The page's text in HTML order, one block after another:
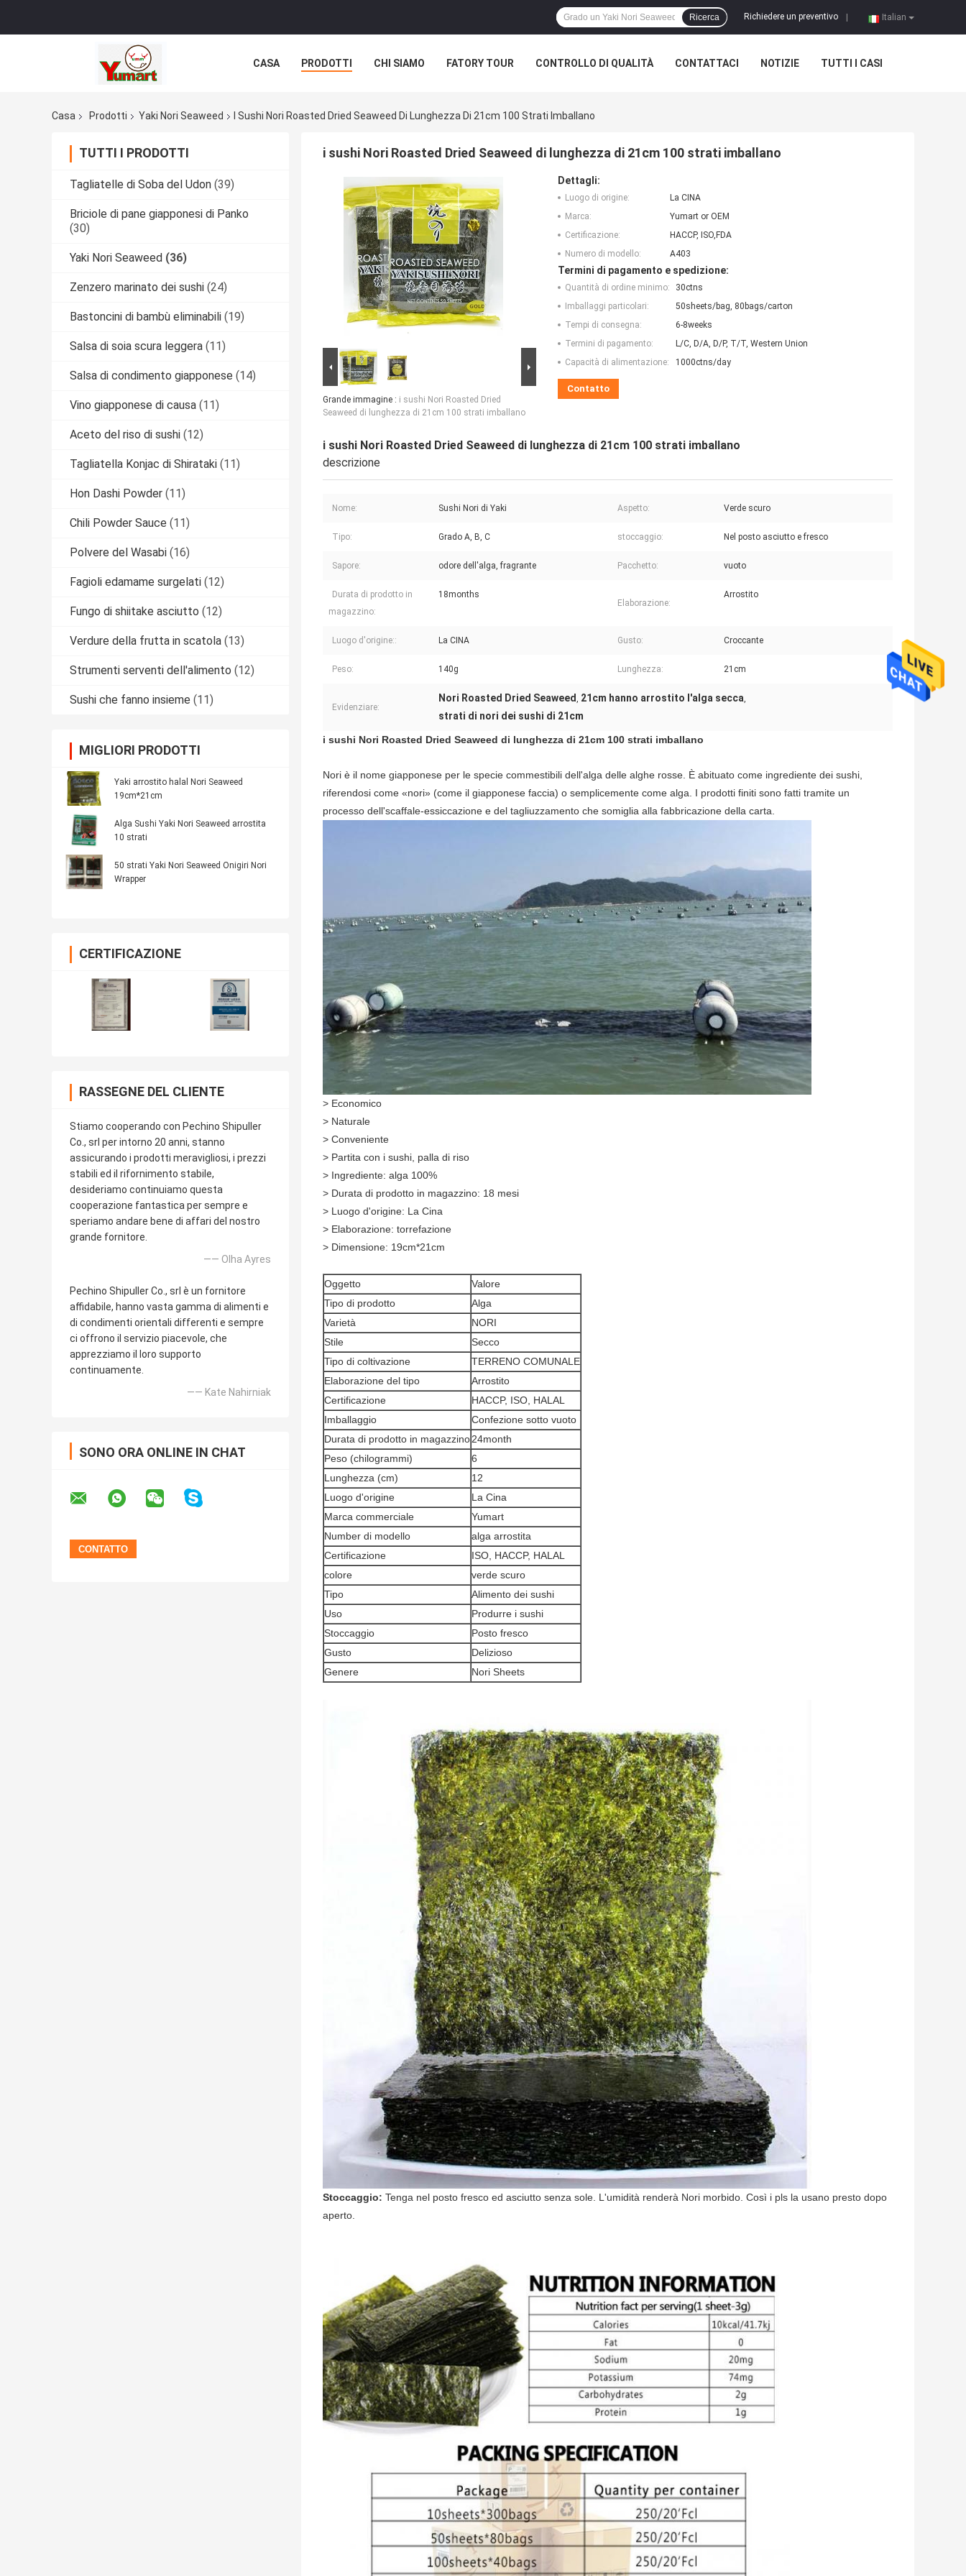
Lasciate un messaggio
Ti richiameremo presto!
INVIA
Italian
Richiedere un preventivo
Ricerca
CASA PRODOTTI CHI SIAMO FATORY TOUR CONTROLLO DI QUALITÀ CONTATTACI NOTIZIE TUTTI I CASI
Casa Prodotti Yaki Nori Seaweed I Sushi Nori Roasted Dried Seaweed Di Lunghezza Di 21cm 100 Strati Imballano
TUTTI I PRODOTTI
Tagliatelle di Soba del Udon (39)
Briciole di pane giapponesi di Panko
(30)
Yaki Nori Seaweed (36)
Zenzero marinato dei sushi (24)
Bastoncini di bambù eliminabili (19)
Salsa di soia scura leggera (11)
Salsa di condimento giapponese (14)
Vino giapponese di causa (11)
Aceto del riso di sushi (12)
Tagliatella Konjac di Shirataki (11)
Hon Dashi Powder (11)
Chili Powder Sauce (11)
Polvere del Wasabi (16)
Fagioli edamame surgelati (12)
Fungo di shiitake asciutto (12)
Verdure della frutta in scatola (13)
Strumenti serventi dell'alimento (12)
Sushi che fanno insieme (11)
MIGLIORI PRODOTTI
Yaki arrostito halal Nori Seaweed
19cm*21cm
Alga Sushi Yaki Nori Seaweed arrostita
10 strati
50 strati Yaki Nori Seaweed Onigiri Nori
Wrapper
CERTIFICAZIONE
RASSEGNE DEL CLIENTE
Stiamo cooperando con Pechino Shipuller
Co., srl per intorno 20 anni, stanno
assicurando i prodotti meravigliosi, i prezzi
stabili ed il rifornimento stabile,
desideriamo continuiamo questa
cooperazione fantastica per sempre e
speriamo andare bene di affari del nostro
grande fornitore.
—— Olha Ayres
Pechino Shipuller Co., srl è un fornitore
affidabile, hanno vasta gamma di alimenti e
di condimenti orientali differenti e sempre
ci offrono il servizio piacevole, che
apprezziamo il loro supporto
continuamente.
—— Kate Nahirniak
SONO ORA ONLINE IN CHAT
i sushi Nori Roasted Dried Seaweed di lunghezza di 21cm 100 strati imballano
Grande immagine : i sushi Nori Roasted Dried
Seaweed di lunghezza di 21cm 100 strati imballano
Dettagli:
Luogo di origine:
La CINA
Marca:
Yumart or OEM
Certificazione:
HACCP, ISO,FDA
Numero di modello:
A403
Termini di pagamento e spedizione:
Quantità di ordine minimo:
30ctns
Imballaggi particolari:
50sheets/bag, 80bags/carton
Tempi di consegna:
6-8weeks
Termini di pagamento:
L/C, D/A, D/P, T/T, Western Union
Capacità di alimentazione:
1000ctns/day
Contatto
i sushi Nori Roasted Dried Seaweed di lunghezza di 21cm 100 strati imballano
descrizione
Nome: Sushi Nori di Yaki Aspetto: Verde scuro
Tipo: Grado A, B, C stoccaggio: Nel posto asciutto e fresco
Sapore: odore dell'alga, fragrante Pacchetto: vuoto
Durata di prodotto in
magazzino:
18months
Elaborazione:
Arrostito
Luogo d'origine:: La CINA Gusto: Croccante
Peso: 140g Lunghezza: 21cm
Evidenziare:
Nori Roasted Dried Seaweed, 21cm hanno arrostito l'alga secca,
strati di nori dei sushi di 21cm
i sushi Nori Roasted Dried Seaweed di lunghezza di 21cm 100 strati imballano
Nori è il nome giapponese per le specie commestibili dell'alga delle alghe rosse. È abituato come ingrediente dei sushi,
riferendosi come «nori» (come il giapponese faccia) o semplicemente come alga. I prodotti finiti sono fatti tramite un
processo dell'scaffale-essiccazione e del tagliuzzamento che somiglia alla fabbricazione della carta.
> Economico
> Naturale
> Conveniente
> Partita con i sushi, palla di riso
> Ingrediente: alga 100%
> Durata di prodotto in magazzino: 18 mesi
> Luogo d'origine: La Cina
> Elaborazione: torrefazione
> Dimensione: 19cm*21cm
Oggetto
Valore
Tipo di prodotto
Alga
Varietà
NORI
Stile
Secco
Tipo di coltivazione
TERRENO COMUNALE
Elaborazione del tipo
Arrostito
Certificazione
HACCP, ISO, HALAL
Imballaggio
Confezione sotto vuoto
Durata di prodotto in magazzino24month
Peso (chilogrammi)
6
Lunghezza (cm)
12
Luogo d'origine
La Cina
Marca commerciale
Yumart
Number di modello
alga arrostita
Certificazione
ISO, HACCP, HALAL
colore
verde scuro
Tipo
Alimento dei sushi
Uso
Produrre i sushi
Stoccaggio
Posto fresco
Gusto
Delizioso
Genere
Nori Sheets
Stoccaggio: Tenga nel posto fresco ed asciutto senza sole. L'umidità renderà Nori morbido. Così i pls la usano presto dopo
aperto.